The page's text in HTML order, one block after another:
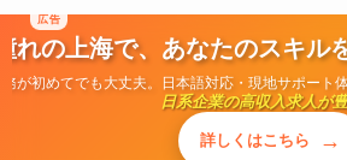
ALA!中国
+